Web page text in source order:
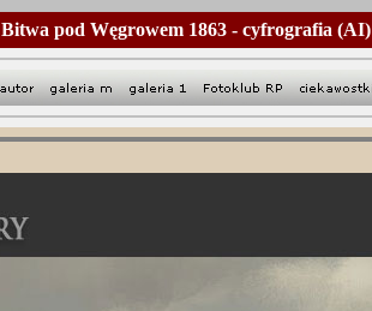
Bitwa pod Węgrowem 1863 - cyfrografia (AI)